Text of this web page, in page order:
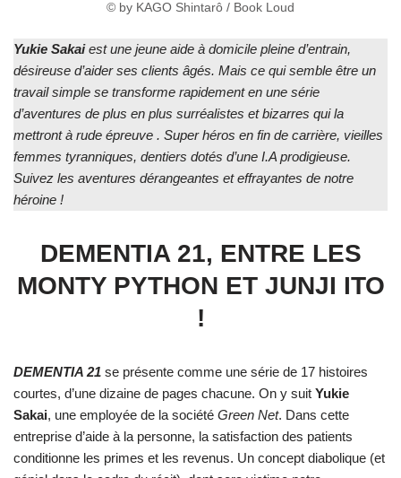
© by KAGO Shintarô / Book Loud
Yukie Sakaiest une jeune aide à domicile pleine d’entrain,
désireuse d’aider ses clients âgés. Mais ce qui semble être un
travail simple se transforme rapidement en une série
d’aventures de plus en plus surréalistes et bizarres qui la
mettront à rude épreuve . Super héros en fin de carrière, vieilles
femmes tyranniques, dentiers dotés d’une I.A prodigieuse.
Suivez les aventures dérangeantes et effrayantes de notre
héroine !
DEMENTIA 21, ENTRE LES
MONTY PYTHON ET JUNJI ITO
!
DEMENTIA 21 se présente comme une série de 17 histoires
courtes, d’une dizaine de pages chacune. On y suit Yukie
Sakai, une employée de la société Green Net. Dans cette
entreprise d’aide à la personne, la satisfaction des patients
conditionne les primes et les revenus. Un concept diabolique (et